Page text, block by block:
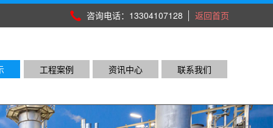
咨询电话：13304107128 返回首页
工程案例 资讯中心 联系我们